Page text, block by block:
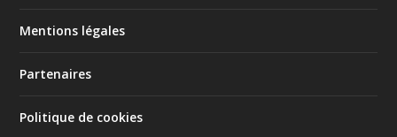
Mentions légales
Partenaires
Politique de cookies